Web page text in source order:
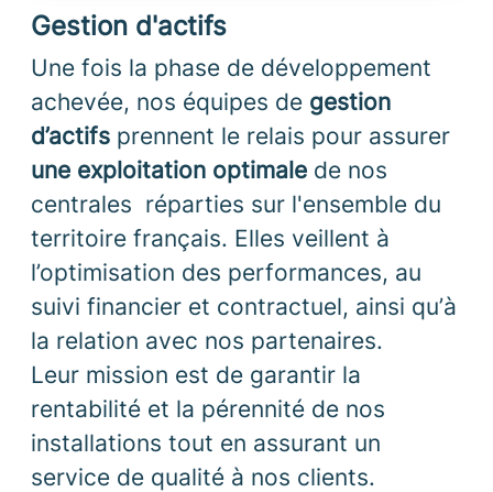
Gestion d'actifs
Une fois la phase de développement
achevée, nos équipes de gestion
d’actifs prennent le relais pour assurer
une exploitation optimale de nos
centrales réparties sur l'ensemble du
territoire français. Elles veillent à
l’optimisation des performances, au
suivi financier et contractuel, ainsi qu’à
la relation avec nos partenaires.
Leur mission est de garantir la
rentabilité et la pérennité de nos
installations tout en assurant un
service de qualité à nos clients.